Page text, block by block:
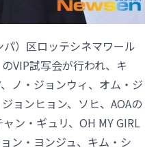
）区ロッテシネマワール
VIP試写会が行われ、キ
ノ・ジョンウィ、オム・ジ
ョンヒョン、ソヒ、AOAの
ン・ギュリ、OH MY GIRL
ン・ヨンジュ、キム・シ